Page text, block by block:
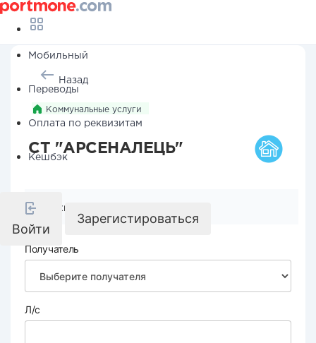
Мобильный
Переводы
Оплата по реквизитам
Кешбэк
Войти
Зарегистироваться
Назад
Коммунальные услуги
СТ "АРСЕНАЛЕЦЬ"
Реквизиты компании
Получатель
Л/с